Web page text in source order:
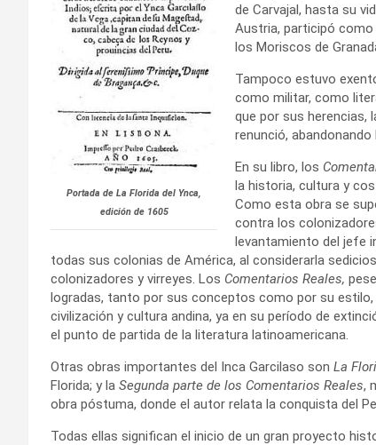
Portada de La Florida del Ynca,
edición de 1605
de Carvajal, hasta su
Austria, participó como
los Moriscos de
Tampoco estuvo
como militar, como
que por sus herencias,
renunció,
En su libro, los
la historia, cultura y
Como esta obra se
contra los
levantamiento del jefe
todas sus colonias de América, al considerarla
colonizadores y virreyes. Los Comentarios Reales,
logradas, tanto por sus conceptos como por su estilo,
civilización y cultura andina, ya en su período de
el punto de partida de la literatura latinoamericana.
Otras obras importantes del Inca Garcilaso son La
Florida; y la Segunda parte de los Comentarios Reales,
obra póstuma, donde el autor relata la conquista del
Todas ellas significan el inicio de un gran proyecto